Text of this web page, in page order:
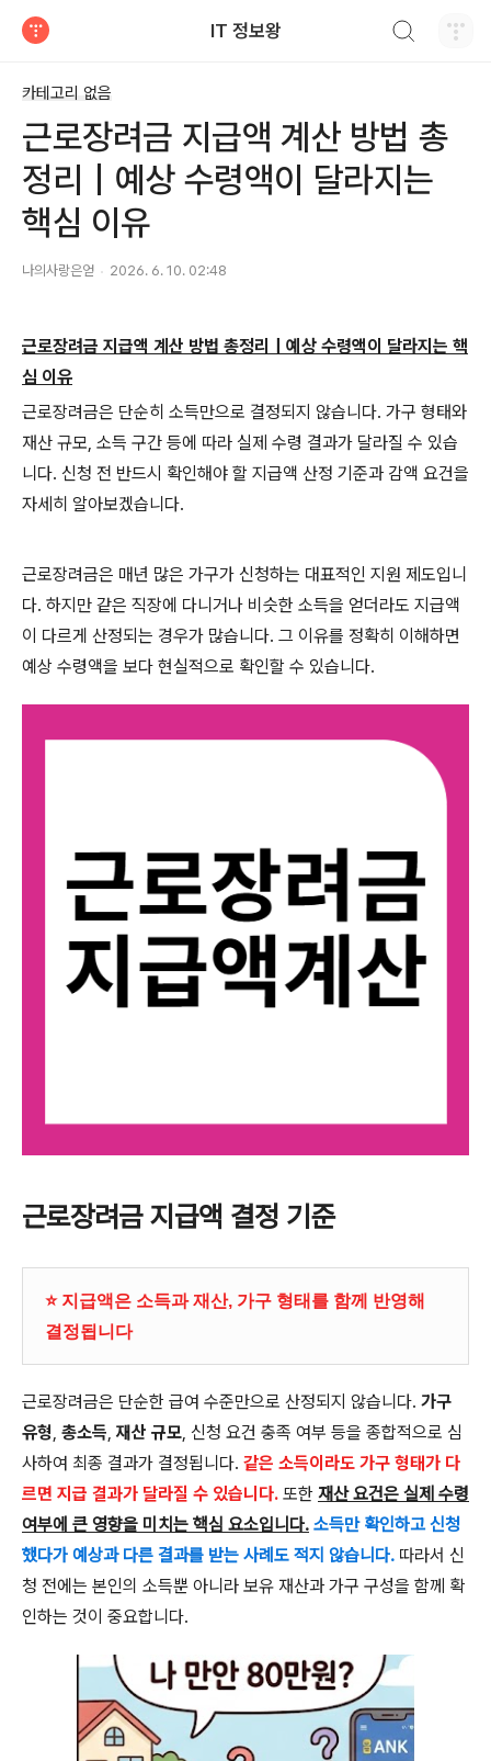
IT 정보왕
카테고리 없음
근로장려금 지급액 계산 방법 총
정리｜예상 수령액이 달라지는
핵심 이유
나의사랑은얻 2026. 6. 10. 02:48
근로장려금 지급액 계산 방법 총정리｜예상 수령액이 달라지는 핵
심 이유
근로장려금은 단순히 소득만으로 결정되지 않습니다. 가구 형태와
재산 규모, 소득 구간 등에 따라 실제 수령 결과가 달라질 수 있습
니다. 신청 전 반드시 확인해야 할 지급액 산정 기준과 감액 요건을
자세히 알아보겠습니다.
근로장려금은 매년 많은 가구가 신청하는 대표적인 지원 제도입니
다. 하지만 같은 직장에 다니거나 비슷한 소득을 얻더라도 지급액
이 다르게 산정되는 경우가 많습니다. 그 이유를 정확히 이해하면
예상 수령액을 보다 현실적으로 확인할 수 있습니다.
근로장려금 지급액 결정 기준
⭐ 지급액은 소득과 재산, 가구 형태를 함께 반영해
결정됩니다
근로장려금은 단순한 급여 수준만으로 산정되지 않습니다. 가구
유형, 총소득, 재산 규모, 신청 요건 충족 여부 등을 종합적으로 심
사하여 최종 결과가 결정됩니다. 같은 소득이라도 가구 형태가 다
르면 지급 결과가 달라질 수 있습니다. 또한 재산 요건은 실제 수령
여부에 큰 영향을 미치는 핵심 요소입니다. 소득만 확인하고 신청
했다가 예상과 다른 결과를 받는 사례도 적지 않습니다. 따라서 신
청 전에는 본인의 소득뿐 아니라 보유 재산과 가구 구성을 함께 확
인하는 것이 중요합니다.